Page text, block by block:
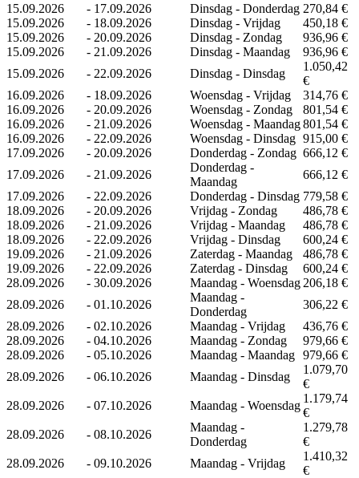
15.09.2026
- 17.09.2026 Dinsdag - Donderdag 270,84 €
15.09.2026
- 18.09.2026 Dinsdag - Vrijdag
450,18 €
15.09.2026
- 20.09.2026 Dinsdag - Zondag
936,96 €
15.09.2026
- 21.09.2026 Dinsdag - Maandag
936,96 €
15.09.2026
- 22.09.2026 Dinsdag - Dinsdag
1.050,42
€
16.09.2026
- 18.09.2026 Woensdag - Vrijdag
314,76 €
16.09.2026
- 20.09.2026 Woensdag - Zondag
801,54 €
16.09.2026
- 21.09.2026 Woensdag - Maandag801,54 €
16.09.2026
- 22.09.2026 Woensdag - Dinsdag 915,00 €
17.09.2026
- 20.09.2026 Donderdag - Zondag 666,12 €
17.09.2026
- 21.09.2026
Donderdag -
Maandag
666,12 €
17.09.2026
- 22.09.2026 Donderdag - Dinsdag 779,58 €
18.09.2026
- 20.09.2026 Vrijdag - Zondag
486,78 €
18.09.2026
- 21.09.2026 Vrijdag - Maandag
486,78 €
18.09.2026
- 22.09.2026 Vrijdag - Dinsdag
600,24 €
19.09.2026
- 21.09.2026 Zaterdag - Maandag
486,78 €
19.09.2026
- 22.09.2026 Zaterdag - Dinsdag
600,24 €
28.09.2026
- 30.09.2026 Maandag - Woensdag 206,18 €
28.09.2026
- 01.10.2026
Maandag -
Donderdag
306,22 €
28.09.2026
- 02.10.2026 Maandag - Vrijdag
436,76 €
28.09.2026
- 04.10.2026 Maandag - Zondag
979,66 €
28.09.2026
- 05.10.2026 Maandag - Maandag 979,66 €
28.09.2026
- 06.10.2026 Maandag - Dinsdag
1.079,70
€
28.09.2026
- 07.10.2026 Maandag - Woensdag
1.179,74
€
28.09.2026
- 08.10.2026
Maandag -
Donderdag
1.279,78
€
28.09.2026
- 09.10.2026 Maandag - Vrijdag
1.410,32
€